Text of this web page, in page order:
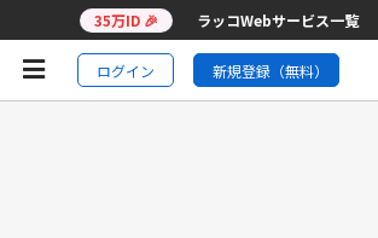
35万ID 🎉 ラッコWebサービス一覧
ログイン 新規登録（無料）